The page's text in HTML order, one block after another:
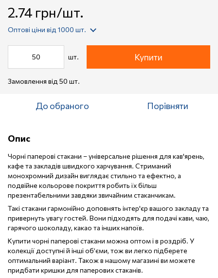
2.74 грн/шт.
Оптові ціни від 1000 шт.
шт. Купити
Замовлення від 50 шт.
До обраного Порівняти
Опис
Чорні паперові стакани – універсальне рішення для кав'ярень,
кафе та закладів швидкого харчування. Стриманий
монохромний дизайн виглядає стильно та ефектно, а
подвійне кольорове покриття робить їх більш
презентабельними завдяки звичайним стаканчикам.
Такі стакани гармонійно доповнять інтер'єр вашого закладу та
привернуть увагу гостей. Вони підходять для подачі кави, чаю,
гарячого шоколаду, какао та інших напоїв.
Купити чорні паперові стакани можна оптом і в роздріб. У
колекції доступні й інші об’єми, тож ви легко підберете
оптимальний варіант. Також в нашому магазині ви можете
придбати кришки для паперових стаканів.